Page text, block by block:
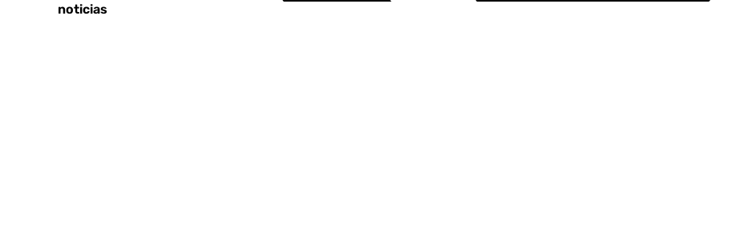
Últimas noticias